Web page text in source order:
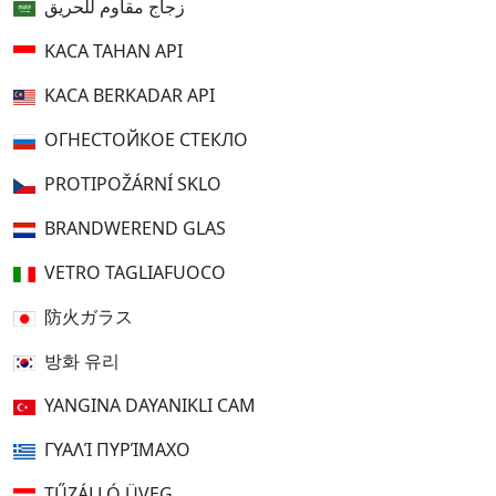
زجاج مقاوم للحريق
KACA TAHAN API
KACA BERKADAR API
ОГНЕСТОЙКОЕ СТЕКЛО
PROTIPOŽÁRNÍ SKLO
BRANDWEREND GLAS
VETRO TAGLIAFUOCO
防火ガラス
방화 유리
YANGINA DAYANIKLI CAM
ΓΥΑΛΊ ΠΥΡΊΜΑΧΟ